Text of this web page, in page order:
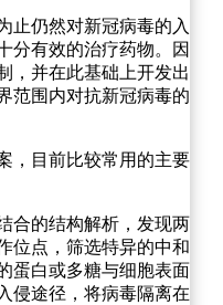
止仍然对新冠病毒的入侵
分有效的治疗药物。因此
，并在此基础上开发出高
范围内对抗新冠病毒的当
，目前比较常用的主要有
合的结构解析，发现两者
位点，筛选特异的中和抗
蛋白或多糖与细胞表面受
侵途径，将病毒隔离在细